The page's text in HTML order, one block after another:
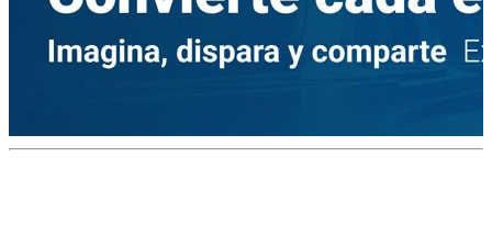
¡Bienvenido! Soy el asistente virtual de rocio.com.
¿En qué puedo ayudarte?